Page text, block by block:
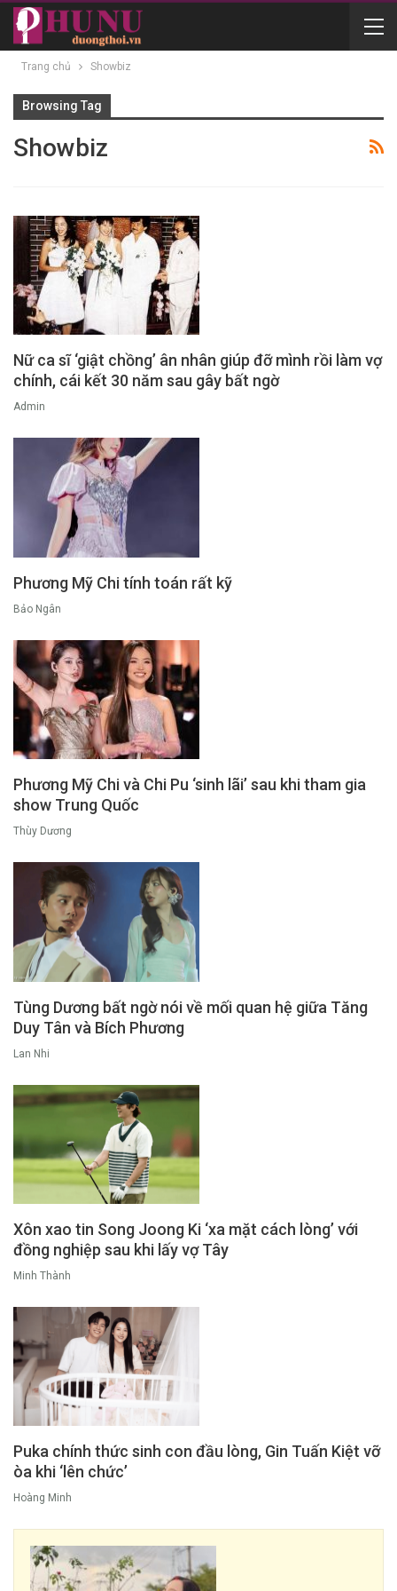
Trang chủ Showbiz
Browsing Tag
Showbiz
Nữ ca sĩ ‘giật chồng’ ân nhân giúp đỡ mình rồi làm vợ
chính, cái kết 30 năm sau gây bất ngờ
Admin
Phương Mỹ Chi tính toán rất kỹ
Bảo Ngân
Phương Mỹ Chi và Chi Pu ‘sinh lãi’ sau khi tham gia
show Trung Quốc
Thùy Dương
Tùng Dương bất ngờ nói về mối quan hệ giữa Tăng
Duy Tân và Bích Phương
Lan Nhi
Xôn xao tin Song Joong Ki ‘xa mặt cách lòng’ với
đồng nghiệp sau khi lấy vợ Tây
Minh Thành
Puka chính thức sinh con đầu lòng, Gin Tuấn Kiệt vỡ
òa khi ‘lên chức’
Hoàng Minh